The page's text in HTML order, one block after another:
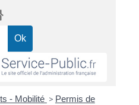
- Mobilité > Permis de